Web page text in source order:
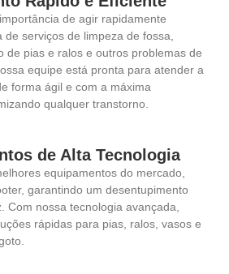
de agir rapidamente
de serviços de limpeza de fossa,
de pias e ralos e outros problemas de
equipe está pronta para atender a
forma ágil e com a máxima
qualquer transtorno.
de Alta Tecnologia
equipamentos do mercado,
garantindo um desentupimento
Com nossa tecnologia avançada,
rápidas para pias, ralos, vasos e